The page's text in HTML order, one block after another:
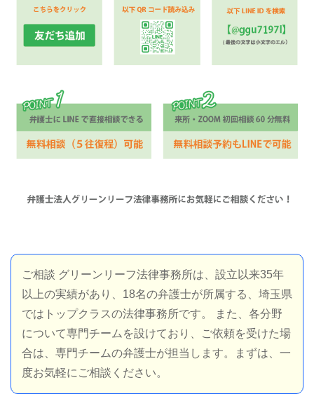
ご相談 グリーンリーフ法律事務所は、設立以来35年
以上の実績があり、18名の弁護士が所属する、埼玉県
ではトップクラスの法律事務所です。
また、各分野
について専門チームを設けており、ご依頼を受けた場
合は、専門チームの弁護士が担当します。まずは、一
度お気軽にご相談ください。